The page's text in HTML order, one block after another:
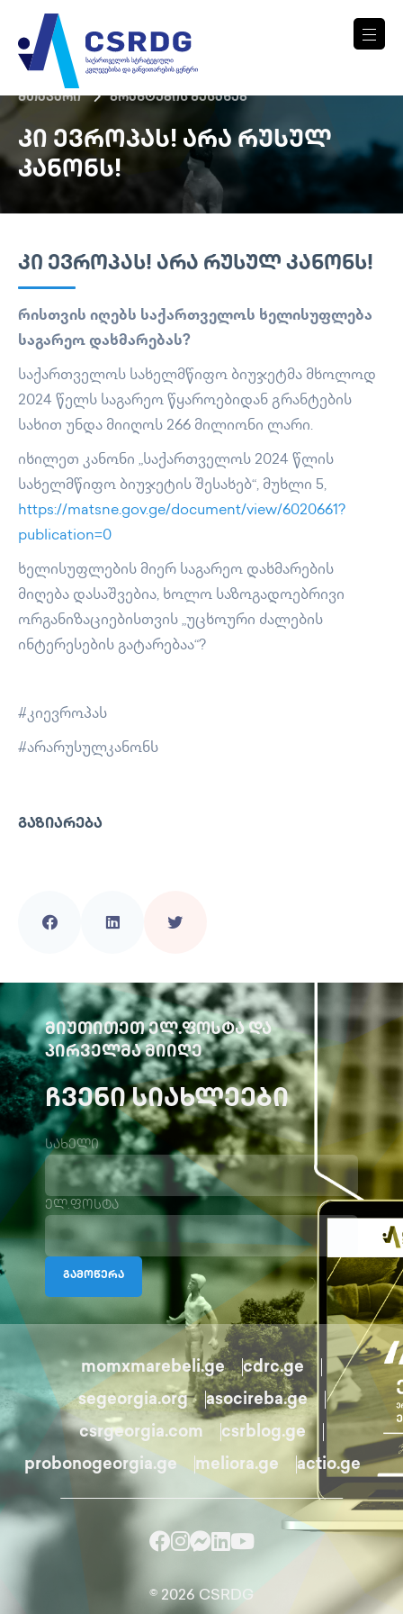
მთავარი გრანტების შესახებ
ᲙᲘ ᲔᲕᲠᲝᲞᲐᲡ! ᲐᲠᲐ ᲠᲣᲡᲣᲚ
ᲙᲐᲜᲝᲜᲡ!
ᲙᲘ ᲔᲕᲠᲝᲞᲐᲡ! ᲐᲠᲐ ᲠᲣᲡᲣᲚ ᲙᲐᲜᲝᲜᲡ!
რისთვის იღებს საქართველოს ხელისუფლება
საგარეო დახმარებას?
საქართველოს სახელმწიფო ბიუჯეტმა მხოლოდ
2024 წელს საგარეო წყაროებიდან გრანტების
სახით უნდა მიიღოს 266 მილიონი ლარი.
იხილეთ კანონი „საქართველოს 2024 წლის
სახელმწიფო ბიუჯეტის შესახებ“, მუხლი 5,
https://matsne.gov.ge/document/view/6020661?
publication=0
ხელისუფლების მიერ საგარეო დახმარების
მიღება დასაშვებია, ხოლო საზოგადოებრივი
ორგანიზაციებისთვის „უცხოური ძალების
ინტერესების გატარებაა“?
#კიევროპას
#არარუსულკანონს
ᲒᲐᲖᲘᲐᲠᲔᲑᲐ
ᲛᲘᲣᲗᲘᲗᲔᲗ ᲔᲚ.ᲤᲝᲡᲢᲐ ᲓᲐ
ᲞᲘᲠᲕᲔᲚᲛᲐ ᲛᲘᲘᲦᲔ
ᲩᲕᲔᲜᲘ ᲡᲘᲐᲮᲚᲔᲔᲑᲘ
სახელი
ელ.ფოსტა
გამოწერა
momxmarebeli.ge
cdrc.ge
segeorgia.org
asocireba.ge
csrgeorgia.com
csrblog.ge
probonogeorgia.ge
meliora.ge actio.ge
© 2026 CSRDG